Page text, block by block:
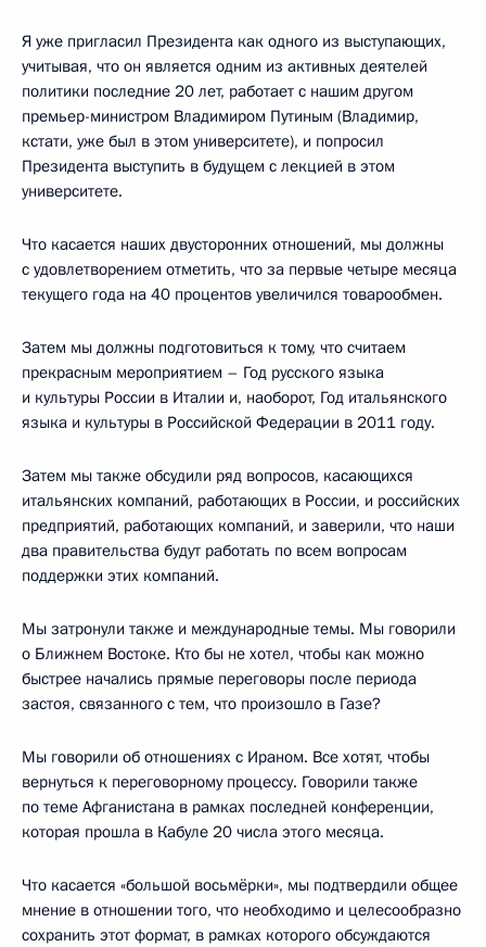
Я уже пригласил Президента как одного из выступающих,
учитывая, что он является одним из активных деятелей
политики последние 20 лет, работает с нашим другом
премьер-министром Владимиром Путиным (Владимир,
кстати, уже был в этом университете), и попросил
Президента выступить в будущем с лекцией в этом
университете.
Что касается наших двусторонних отношений, мы должны
с удовлетворением отметить, что за первые четыре месяца
текущего года на 40 процентов увеличился товарообмен.
Затем мы должны подготовиться к тому, что считаем
прекрасным мероприятием – Год русского языка
и культуры России в Италии и, наоборот, Год итальянского
языка и культуры в Российской Федерации в 2011 году.
Затем мы также обсудили ряд вопросов, касающихся
итальянских компаний, работающих в России, и российских
предприятий, работающих компаний, и заверили, что наши
два правительства будут работать по всем вопросам
поддержки этих компаний.
Мы затронули также и международные темы. Мы говорили
о Ближнем Востоке. Кто бы не хотел, чтобы как можно
быстрее начались прямые переговоры после периода
застоя, связанного с тем, что произошло в Газе?
Мы говорили об отношениях с Ираном. Все хотят, чтобы
вернуться к переговорному процессу. Говорили также
по теме Афганистана в рамках последней конференции,
которая прошла в Кабуле 20 числа этого месяца.
Что касается «большой восьмёрки», мы подтвердили общее
мнение в отношении того, что необходимо и целесообразно
сохранить этот формат, в рамках которого обсуждаются